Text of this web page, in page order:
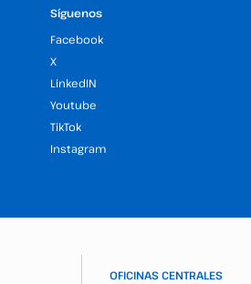
Síguenos
Facebook
X
LinkedIN
Youtube
TikTok
Instagram
OFICINAS CENTRALES